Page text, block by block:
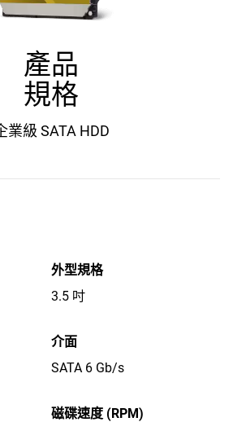
產品
規格
業級 SATA HDD
外型規格
3.5 吋
介面
SATA 6 Gb/s
磁碟速度 (RPM)